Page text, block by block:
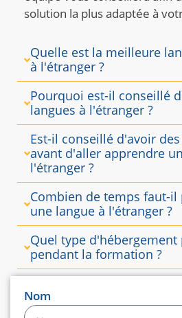
Nom
solution la plus adaptée à
Quelle est la meilleure
à l'étranger ?
Pourquoi est-il conseillé
langues à l'étranger ?
Est-il conseillé d'avoir
avant d'aller apprendre
l'étranger ?
Combien de temps faut-
une langue à l'étranger ?
Quel type
pendant la formation ?